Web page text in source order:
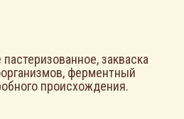
закваска
ферментный
происхождения.